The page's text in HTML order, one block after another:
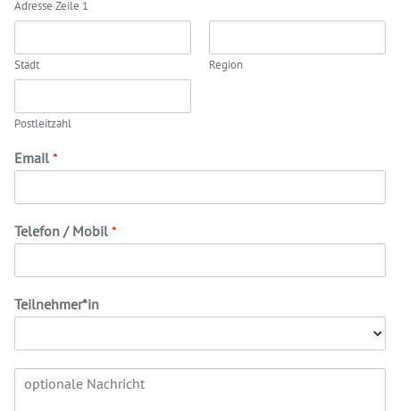
Adresse Zeile 1
Stadt Region
Postleitzahl
Email *
Telefon / Mobil *
Teilnehmer*in